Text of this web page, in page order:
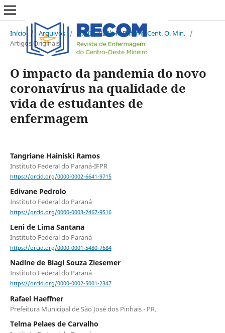
Início / Arquivos / v. 10 (2020): R. Enferm. Cent. O. Min. /
Artigos Originais
O impacto da pandemia do novo
coronavírus na qualidade de
vida de estudantes de
enfermagem
Tangriane Hainiski Ramos
Instituto Federal do Paraná-IFPR
https://orcid.org/0000-0002-6641-9715
Edivane Pedrolo
Instituto Federal do Paraná
https://orcid.org/0000-0003-2467-9516
Leni de Lima Santana
Instituto Federal do Paraná
https://orcid.org/0000-0001-5480-7684
Nadine de Biagi Souza Ziesemer
Instituto Federal do Paraná
https://orcid.org/0000-0002-5001-2347
Rafael Haeffner
Prefeitura Municipal de São José dos Pinhais - PR.
Telma Pelaes de Carvalho